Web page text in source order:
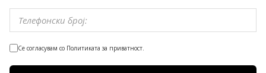
Се согласувам со Политиката за приватност.